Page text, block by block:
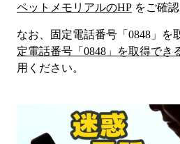
ペットメモリアルのHP をご確
なお、固定電話番号「 0848 」を
定電話番号「 0848 」を取得でき
用ください。